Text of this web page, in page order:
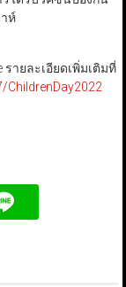
ห์
ายละเอียดเพิ่มเติมที่